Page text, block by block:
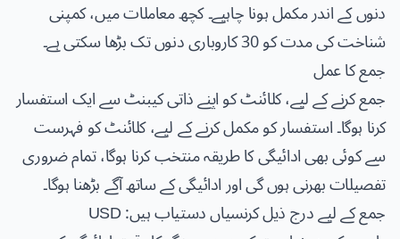
دنوں کے اندر مکمل ہونا چاہیے۔ کچھ معاملات میں، کمپنی
شناخت کی مدت کو 30 کاروباری دنوں تک بڑھا سکتی ہے۔
جمع کا عمل
جمع کرنے کے لیے، کلائنٹ کو اپنے ذاتی کیبنٹ سے ایک استفسار
کرنا ہوگا۔ استفسار کو مکمل کرنے کے لیے، کلائنٹ کو فہرست
سے کوئی بھی ادائیگی کا طریقہ منتخب کرنا ہوگا، تمام ضروری
تفصیلات بھرنی ہوں گی اور ادائیگی کے ساتھ آگے بڑھنا ہوگا۔
جمع کے لیے درج ذیل کرنسیاں دستیاب ہیں: USD